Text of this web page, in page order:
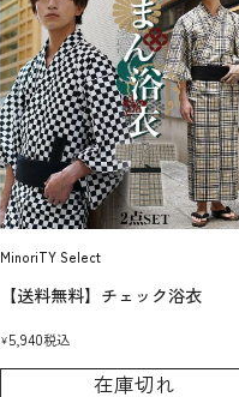
MinoriTY Select
【送料無料】チェック浴衣
¥5,940税込
在庫切れ